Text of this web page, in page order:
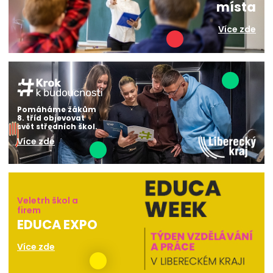
místa
Více zde
Pomáháme žákům
8. tříd objevovat
svět středních škol.
Více zde
Veletrh škol a
firem
EDUCA EXPO
Více zde